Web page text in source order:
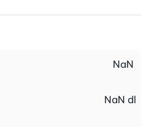
NaN
NaN dl